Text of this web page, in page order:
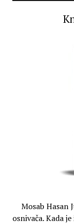
Mosab Hasan
osnivača. Kada